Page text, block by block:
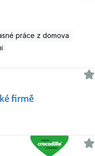
práce z domova
firmě